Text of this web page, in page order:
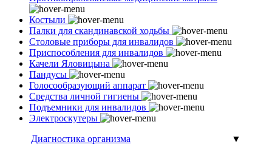
Костыли
Палки для скандинавской ходьбы
Столовые приборы для инвалидов
Приспособления для инвалидов
Качели Яловицына
Пандусы
Голосообразующий аппарат
Средства личной гигиены
Подъемники для инвалидов
Электроскутеры
Диагностика организма
▼